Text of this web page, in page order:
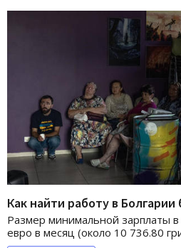
Как найти работу в
Размер минимальной зарплаты в
евро в месяц (около 10 736.80